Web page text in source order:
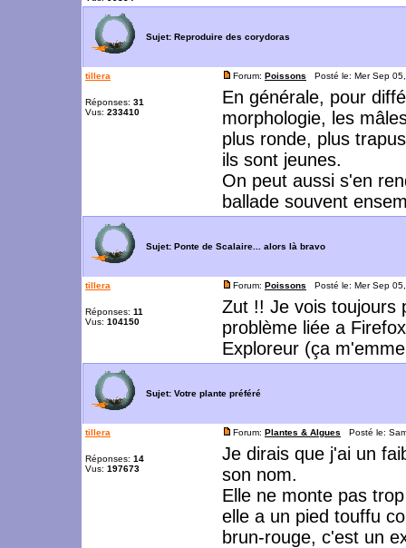
Sujet: Reproduire des corydoras
tillera
Réponses: 31
Vus: 233410
Forum: Poissons Posté le: Mer Sep
En générale, pour
morphologie, les
plus ronde, plus
ils sont jeunes.
On peut aussi s'en
ballade souvent
Sujet: Ponte de Scalaire... alors là bravo
tillera
Réponses: 11
Vus: 104150
Forum: Poissons Posté le: Mer Sep
Zut !! Je vois toujours
problème liée a
Exploreur (ça
Sujet: Votre plante préféré
tillera
Réponses: 14
Vus: 197673
Forum: Plantes & Algues Posté le:
Je dirais que j'ai un
son nom.
Elle ne monte pas
elle a un pied touffu
brun-rouge, c'est un